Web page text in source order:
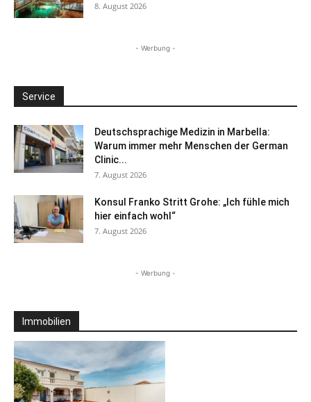
8. August 2026
- Werbung -
Service
Deutschsprachige Medizin in Marbella:
Warum immer mehr Menschen der German
Clinic...
7. August 2026
Konsul Franko Stritt Grohe: „Ich fühle mich
hier einfach wohl“
7. August 2026
- Werbung -
Immobilien